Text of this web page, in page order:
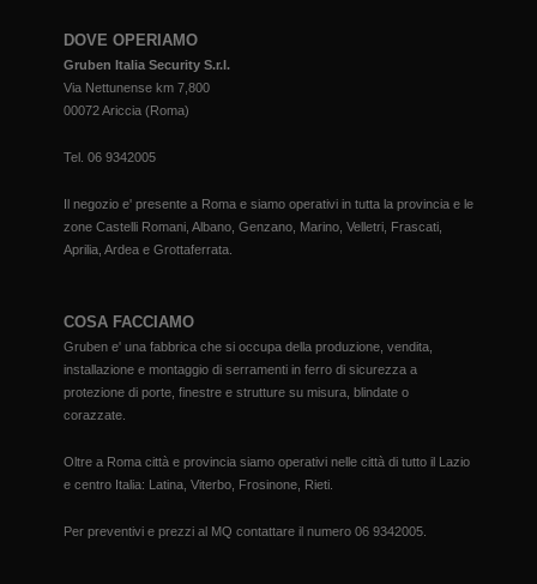
DOVE OPERIAMO
Gruben Italia Security S.r.l.
Via Nettunense km 7,800
00072 Ariccia (Roma)
Tel. 06 9342005
Il negozio e' presente a Roma e siamo operativi in tutta la provincia e le
zone Castelli Romani, Albano, Genzano, Marino, Velletri, Frascati,
Aprilia, Ardea e Grottaferrata.
COSA FACCIAMO
Gruben e' una fabbrica che si occupa della produzione, vendita,
installazione e montaggio di serramenti in ferro di sicurezza a
protezione di porte, finestre e strutture su misura, blindate o
corazzate.
Oltre a Roma città e provincia siamo operativi nelle città di tutto il Lazio
e centro Italia: Latina, Viterbo, Frosinone, Rieti.
Per preventivi e prezzi al MQ contattare il numero 06 9342005.